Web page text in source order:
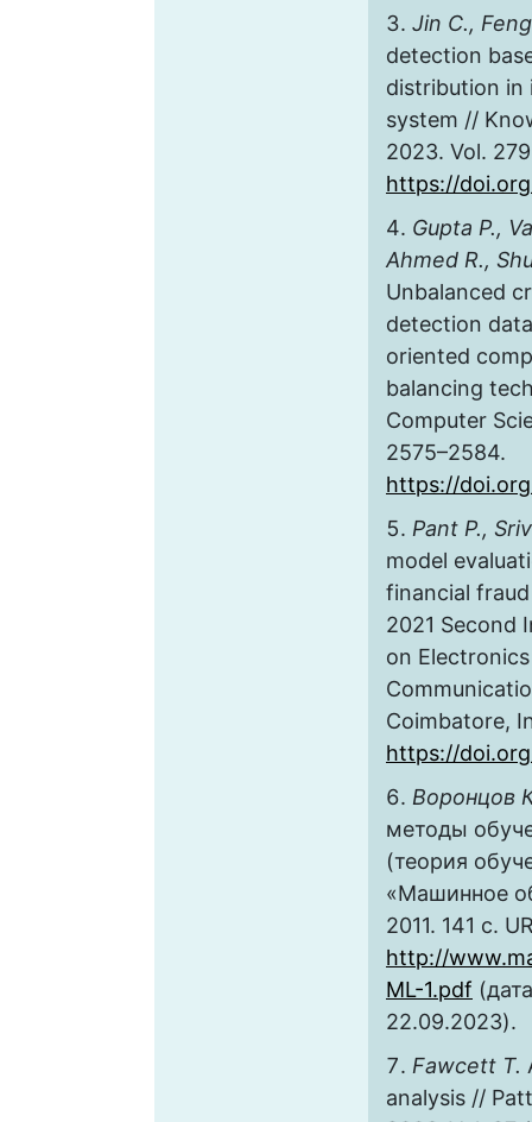
Jin C.,
detection
distribution in
system //
2023. Vol.
https://
Gupta P.,
Ahmed R.,
Unbalanced
detection
oriented
balancing
Computer
2575–2584.
https://
Pant P.,
model
financial
2021 Second
on
Coimbatore,
https://
Воронцов
методы
(теория
«Машинное
2011. 141 с.
http://
ML-1.pdf
22.09.2023).
Fawcett T.
analysis //